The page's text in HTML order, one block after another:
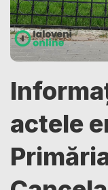
actele